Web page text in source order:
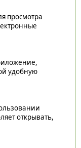
просмотра
удобную
открывать,